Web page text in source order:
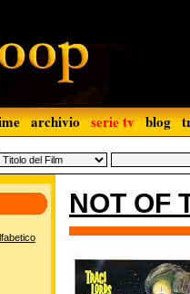
archivio serie tv blog
NOT OF